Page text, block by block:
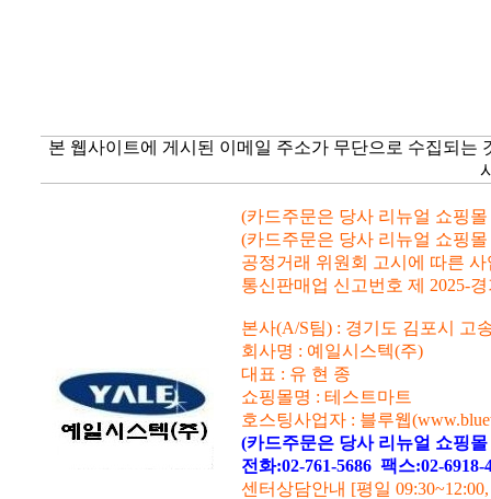
본 웹사이트에 게시된 이메일 주소가 무단으로 수집되
(카드주문은 당사 리뉴얼 쇼핑몰
(카드주문은 당사 리뉴얼 쇼핑몰
공정거래 위원회 고시에 따른 사
통신판매업 신고번호 제 2025-
본사(A/S팀) : 경기도 김포시 고
회사명 : 예일시스텍(주)
대표 : 유 현 종
쇼핑몰명 : 테스트마트
호스팅사업자 : 블루웹
(카드주문은 당사 리뉴얼 쇼핑
전화:02-761-5686 팩스:02-
센터상담안내 [평일